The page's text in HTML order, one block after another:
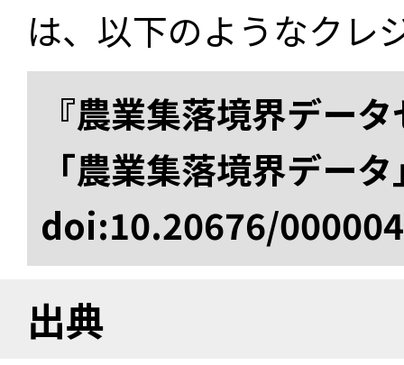
は、以下のようなクレ
『農業集落境界デー
「農業集落境界デー
doi:10.20676/
出典